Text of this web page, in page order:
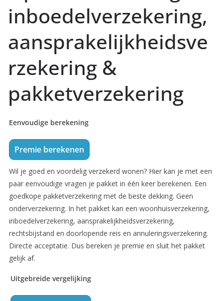
inboedelverzekering,
aansprakelijkheidsve
rzekering &
pakketverzekering
Eenvoudige berekening
Premie berekenen
Wil je goed en voordelig verzekerd wonen? Hier kan je met een
paar eenvoudige vragen je pakket in één keer berekenen. Een
goedkope pakketverzekering met de beste dekking. Geen
onderverzekering. In het pakket kan een woonhuisverzekering,
inboedelverzekering, aansprakelijkheidsverzekering,
rechtsbijstand en doorlopende reis en annuleringsverzekering.
Directe acceptatie. Dus bereken je premie en sluit het pakket
gelijk af.
Uitgebreide vergelijking